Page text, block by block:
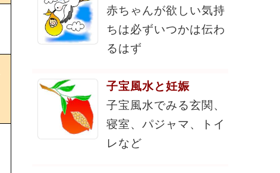
赤ちゃんが欲しい気持
ちは必ずいつかは伝わ
るはず
子宝風水と妊娠
子宝風水でみる玄関、
寝室、パジャマ、トイ
レなど